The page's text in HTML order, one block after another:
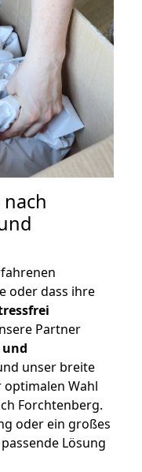
oder dass ihre
Partner
unser breite
optimalen Wahl
Forchtenberg.
oder ein großes
Lösung